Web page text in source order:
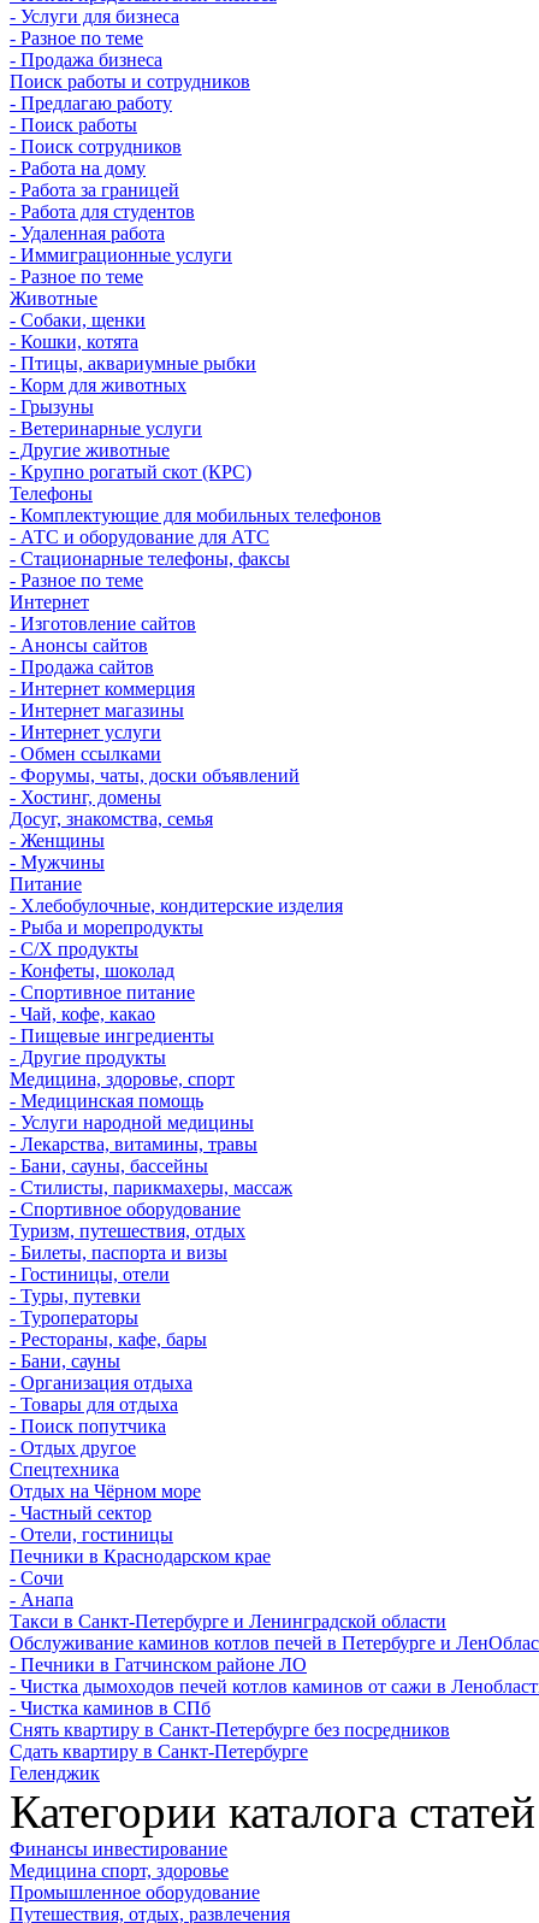
- Услуги для бизнеса
- Разное по теме
- Продажа бизнеса
Поиск работы и сотрудников
- Предлагаю работу
- Поиск работы
- Поиск сотрудников
- Работа на дому
- Работа за границей
- Работа для студентов
- Удаленная работа
- Иммиграционные услуги
- Разное по теме
Животные
- Собаки, щенки
- Кошки, котята
- Птицы, аквариумные рыбки
- Корм для животных
- Грызуны
- Ветеринарные услуги
- Другие животные
- Крупно рогатый скот (КРС)
Телефоны
- Комплектующие для мобильных телефонов
- АТС и оборудование для АТС
- Стационарные телефоны, факсы
- Разное по теме
Интернет
- Изготовление сайтов
- Анонсы сайтов
- Продажа сайтов
- Интернет коммерция
- Интернет магазины
- Интернет услуги
- Обмен ссылками
- Форумы, чаты, доски объявлений
- Хостинг, домены
Досуг, знакомства, семья
- Женщины
- Мужчины
Питание
- Хлебобулочные, кондитерские изделия
- Рыба и морепродукты
- С/Х продукты
- Конфеты, шоколад
- Спортивное питание
- Чай, кофе, какао
- Пищевые ингредиенты
- Другие продукты
Медицина, здоровье, спорт
- Медицинская помощь
- Услуги народной медицины
- Лекарства, витамины, травы
- Бани, сауны, бассейны
- Стилисты, парикмахеры, массаж
- Спортивное оборудование
Туризм, путешествия, отдых
- Билеты, паспорта и визы
- Гостиницы, отели
- Туры, путевки
- Туроператоры
- Рестораны, кафе, бары
- Бани, сауны
- Организация отдыха
- Товары для отдыха
- Поиск попутчика
- Отдых другое
Спецтехника
Отдых на Чёрном море
- Частный сектор
- Отели, гостиницы
Печники в Краснодарском крае
- Сочи
- Анапа
Такси в Санкт-Петербурге и Ленинградской области
Обслуживание каминов котлов печей в Петербурге и
- Печники в Гатчинском районе ЛО
- Чистка дымоходов печей котлов каминов от сажи в
- Чистка каминов в СПб
Снять квартиру в Санкт-Петербурге без посредников
Сдать квартиру в Санкт-Петербурге
Геленджик
Категории каталога статей
Финансы инвестирование
Медицина спорт, здоровье
Промышленное оборудование
Путешествия, отдых, развлечения